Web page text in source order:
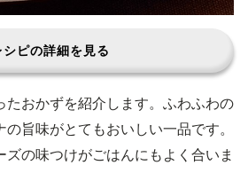
シピの詳細を見る
たおかずを紹介します。ふわふわの
旨味がとてもおいしい一品です。
ズの味つけがごはんにもよく合いま